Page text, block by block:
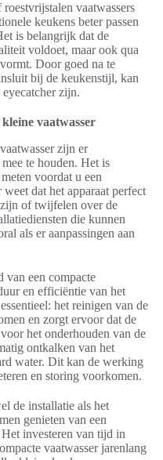
vaatwassers
keukens beter passen
is belangrijk dat de
voldoet, maar ook qua
Door goed na te
bij de keukenstijl, kan
eyecatcher zijn.
vaatwasser
zijn er
te houden. Het is
voordat u een
dat het apparaat perfect
of twijfelen over de
die kunnen
als er aanpassingen aan
van een compacte
en efficiëntie van het
het reinigen van de
en zorgt ervoor dat de
het onderhouden van de
ontkalken van het
water. Dit kan de werking
en storing voorkomen.
de installatie als het
genieten van een
investeren van tijd in
vaatwasser jarenlang